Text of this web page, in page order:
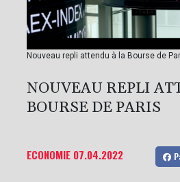
Nouveau repli attendu à la Bourse de
NOUVEAU REPLI
BOURSE DE PARIS
ECONOMIE 07.04.2022